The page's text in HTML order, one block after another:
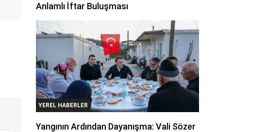
Anlamlı İftar Buluşması
YEREL HABERLER
Yangının Ardından Dayanışma: Vali Sözer